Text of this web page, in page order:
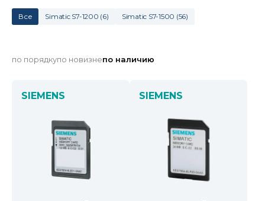
Все Simatic S7-1200 (6) Simatic S7-1500 (56)
по порядкупо новизнепо наличию
SIEMENS SIEMENS